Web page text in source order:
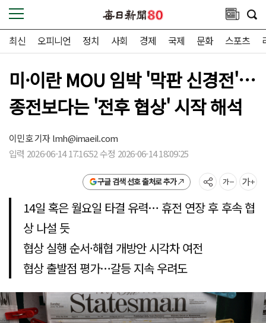
최신 오피니언 정치 사회 경제 국제 문화 스포츠
미·이란 MOU 임박 '막판 신경전'…
종전보다는 '전후 협상' 시작 해석
이민호 기자lmh@imaeil.com
입력 2026-06-14 17:16:52 수정 2026-06-14 18:09:25
구글 검색 선호 출처로 추가
14일 혹은 월요일 타결 유력… 휴전 연장 후 후속 협
상 나설 듯
협상 실행 순서·해협 개방안 시각차 여전
협상 출발점 평가…갈등 지속 우려도